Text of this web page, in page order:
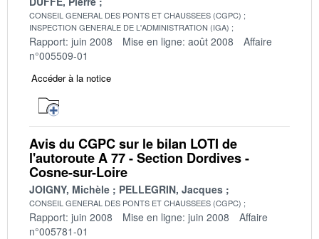
CONSEIL GENERAL DES PONTS ET CHAUSSEES (CGPC)
INSPECTION GENERALE DE L'ADMINISTRATION (IGA)
Rapport: juin 2008 Mise en ligne: août 2008
Affaire
n°005509-01
Accéder à la notice
Avis du CGPC sur le bilan LOTI de
l'autoroute A 77 - Section Dordives -
Cosne-sur-Loire
JOIGNY, Michèle PELLEGRIN, Jacques
CONSEIL GENERAL DES PONTS ET CHAUSSEES (CGPC)
Rapport: juin 2008 Mise en ligne: juin 2008
Affaire
n°005781-01